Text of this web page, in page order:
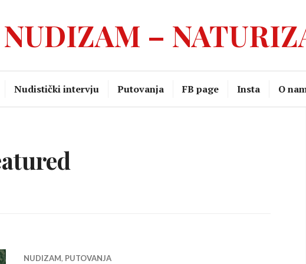
NUDIZAM –
Nudistički intervju Putovanja FB page Insta O
NUDIZAM, PUTOVANJA